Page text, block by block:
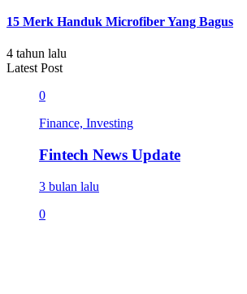
15 Merk Handuk Microfiber Yang Bagus
4 tahun lalu
Latest Post
0
Finance, Investing
Fintech News Update
3 bulan lalu
0